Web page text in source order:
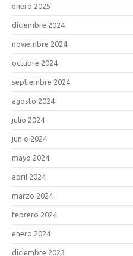
enero 2025
diciembre 2024
noviembre 2024
octubre 2024
septiembre 2024
agosto 2024
julio 2024
junio 2024
mayo 2024
abril 2024
marzo 2024
febrero 2024
enero 2024
diciembre 2023